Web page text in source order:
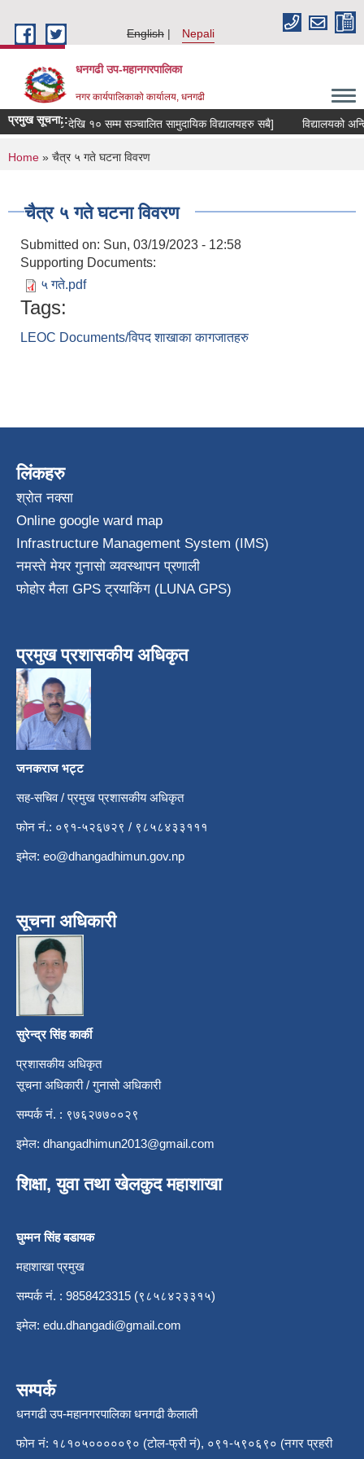
English
Nepali
धनगढी उप-महानगरपालिका
नगर कार्यपालिकाको कार्यालय, धनगढी
प्रमुख सूचना::
[श्री कक्षा ८ देखि १० सम्म सञ्चालित सामुदायिक विद्यालयहरु सबै] विद्यालयको
You are here
Home » चैत्र ५ गते घटना विवरण
चैत्र ५ गते घटना विवरण
Submitted on: Sun, 03/19/2023 - 12:58
Supporting Documents:
५ गते.pdf
Tags:
LEOC Documents/विपद शाखाका कागजातहरु
लिंकहरु
श्रोत नक्सा
Online google ward map
Infrastructure Management System (IMS)
नमस्ते मेयर गुनासो व्यवस्थापन प्रणाली
फोहोर मैला GPS ट्रयाकिंग (LUNA GPS)
प्रमुख प्रशासकीय अधिकृत
जनकराज भट्ट
सह-सचिव / प्रमुख प्रशासकीय अधिकृत
फोन नं.: ०९१-५२६७२९ / ९८५८४३३१११
इमेल: eo@dhangadhimun.gov.np
सूचना अधिकारी
सुरेन्द्र सिंह कार्की
प्रशासकीय अधिकृत
सूचना अधिकारी / गुनासो अधिकारी
सम्पर्क नं. : ९७६२७७००२९
इमेल: dhangadhimun2013@gmail.com
शिक्षा, युवा तथा खेलकुद महाशाखा
घुम्मन सिंह बडायक
महाशाखा प्रमुख
सम्पर्क नं. : 9858423315 (९८५८४२३३१५)
इमेल: edu.dhangadi@gmail.com
सम्पर्क
धनगढी उप-महानगरपालिका धनगढी कैलाली
फोन नं: १८१०५०००००९० (टोल-फ्री नं), ०९१-५९०६९० (नगर प्रहरी